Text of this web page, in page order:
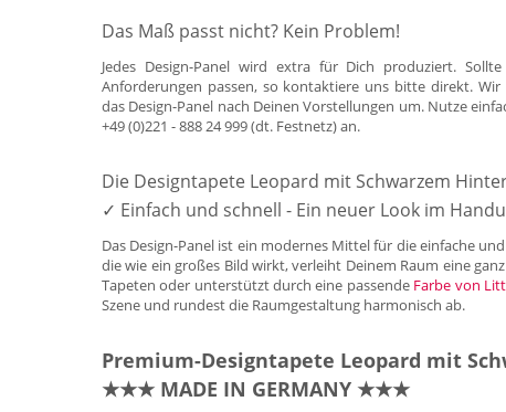
Das Maß passt nicht? Kein Problem!
Jedes Design-Panel wird extra für Dich produziert.
Anforderungen passen, so kontaktiere uns bitte direkt.
das Design-Panel nach Deinen Vorstellungen um. Nutze
+49 (0)221 - 888 24 999 (dt. Festnetz) an.
Die Designtapete Leopard mit Schwarzem
✓ Einfach und schnell - Ein neuer Look im
Das Design-Panel ist ein modernes Mittel für die einfache
die wie ein großes Bild wirkt, verleiht Deinem Raum eine
Tapeten oder unterstützt durch eine passende Farbe von
Szene und rundest die Raumgestaltung harmonisch ab.
Premium-Designtapete Leopard mit
★★★ MADE IN GERMANY ★★★